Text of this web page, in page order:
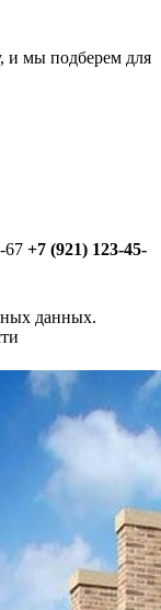
и мы подберем для
67 +7 (921) 123-45-
данных.